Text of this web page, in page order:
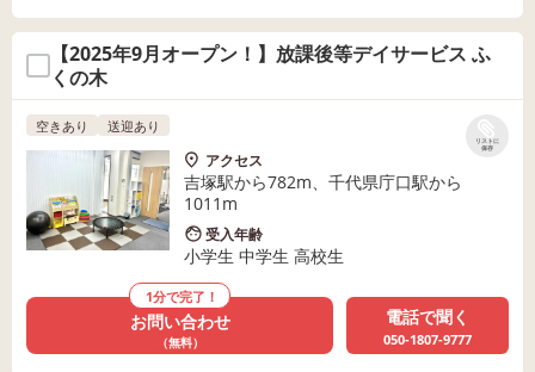
【2025年9月オープン！】放課後等デイサービス ふ
くの木
リストに
保存
空きあり 送迎あり
アクセス
吉塚駅から782m、千代県庁口駅から
1011m
受入年齢
小学生 中学生 高校生
1分で完了！
お問い合わせ
（無料）
電話で聞く
050-1807-9777